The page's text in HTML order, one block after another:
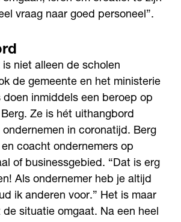
vraag naar goed personeel”.
niet alleen de scholen
de gemeente en het ministerie
doen inmiddels een beroep op
Ze is hét uithangbord
in coronatijd. Berg
coacht ondernemers op
of businessgebied. “Dat is erg
Als ondernemer heb je altijd
ik anderen voor.” Het is maar
de situatie omgaat. Na een heel